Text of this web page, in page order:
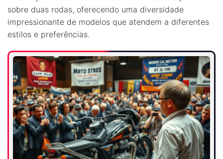
sobre duas rodas, oferecendo uma diversidade
impressionante de modelos que atendem a diferentes
estilos e preferências.